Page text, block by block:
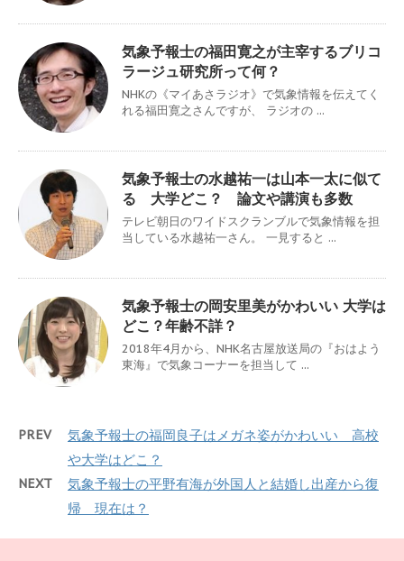
気象予報士の福田寛之が主宰するブリコ
ラージュ研究所って何？
NHKの《マイあさラジオ》で気象情報を伝えてく
れる福田寛之さんですが、 ラジオの ...
気象予報士の水越祐一は山本一太に似て
る 大学どこ？ 論文や講演も多数
テレビ朝日のワイドスクランブルで気象情報を担
当している水越祐一さん。 一見すると ...
気象予報士の岡安里美がかわいい 大学は
どこ？年齢不詳？
2018年4月から、NHK名古屋放送局の『おはよう
東海』で気象コーナーを担当して ...
PREV
気象予報士の福岡良子はメガネ姿がかわいい 高校
や大学はどこ？
NEXT
気象予報士の平野有海が外国人と結婚し出産から復
帰 現在は？